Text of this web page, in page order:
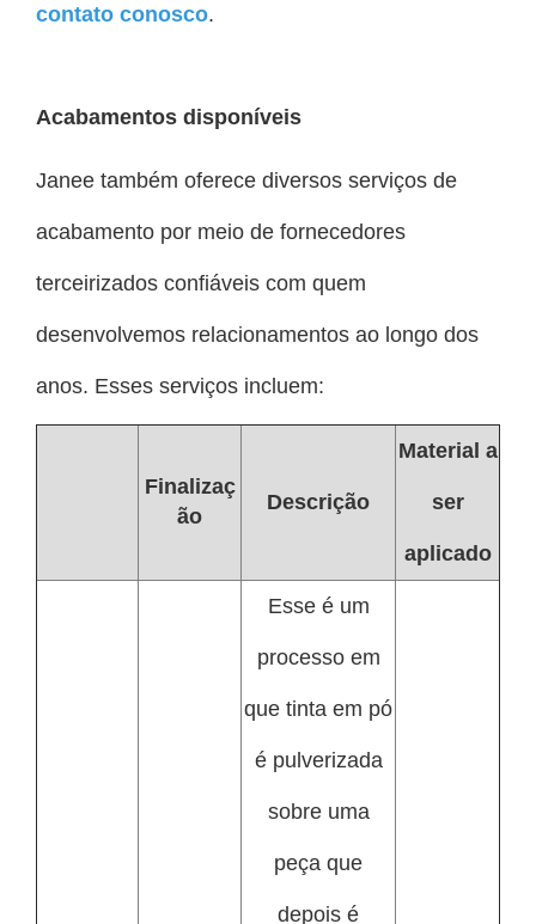
contato conosco.
Acabamentos disponíveis
Janee também oferece diversos serviços de
acabamento por meio de fornecedores
terceirizados confiáveis com quem
desenvolvemos relacionamentos ao longo dos
anos. Esses serviços incluem:
Finalizaç
ão
Descrição
Material a
ser
aplicado
Esse é um
processo em
que tinta em pó
é pulverizada
sobre uma
peça que
depois é